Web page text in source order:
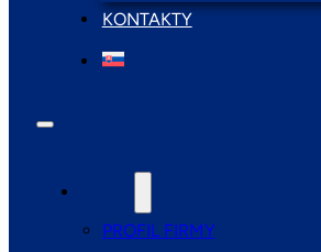
KONTAKTY
PROFIL FIRMY